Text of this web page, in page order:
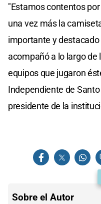
"Estamos contentos
una vez más la
importante y
acompañó a lo largo
equipos que jugaron
Independiente de
presidente de la
Sobre el Autor